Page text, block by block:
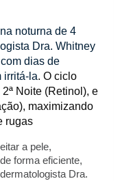
noturna de 4
Dra. Whitney
dias de
irritá-la. O ciclo
Noite (Retinol), e
maximizando
rugas
a pele,
forma eficiente,
Dra.